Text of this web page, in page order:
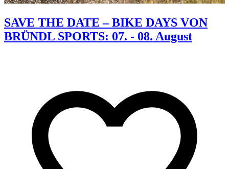
SAVE THE DATE – BIKE DAYS VON
BRÜNDL SPORTS: 07. - 08. August